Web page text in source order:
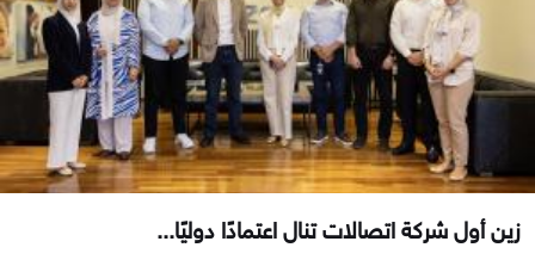
زين أول شركة اتصالات تنال اعتمادًا دوليًا...